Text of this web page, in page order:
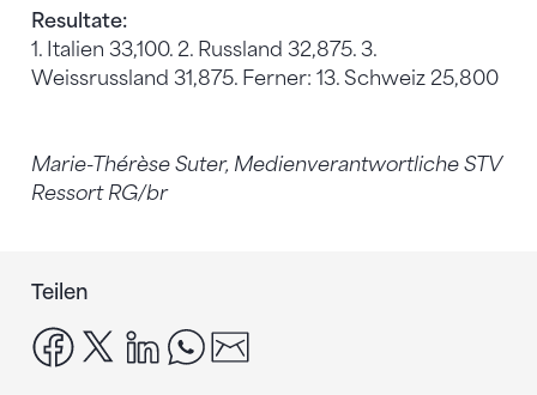
Resultate:
1. Italien 33,100. 2. Russland 32,875. 3.
Weissrussland 31,875. Ferner: 13. Schweiz 25,800
Marie-Thérèse Suter, Medienverantwortliche STV
Ressort RG/br
Teilen
facebook
x linkedinwhatsapp